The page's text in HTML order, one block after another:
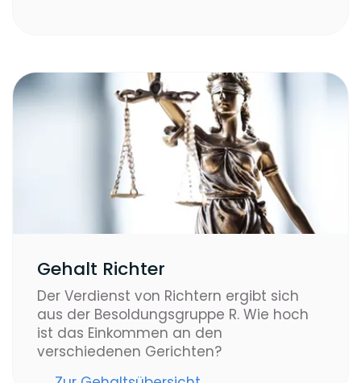
Gehalt Richter
Der Verdienst von Richtern ergibt sich
aus der Besoldungsgruppe R. Wie hoch
ist das Einkommen an den
verschiedenen Gerichten?